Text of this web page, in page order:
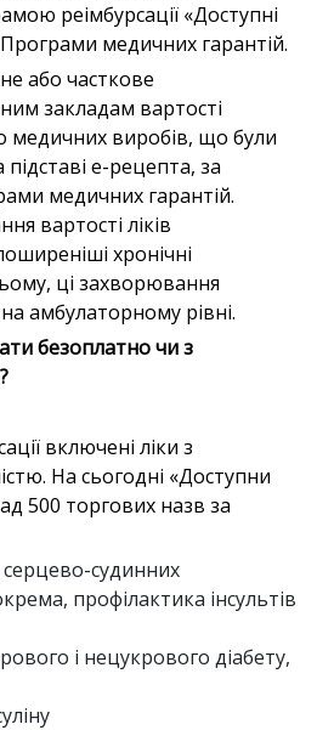
реімбурсації «Доступні
медичних гарантій.
або часткове
закладам вартості
медичних виробів, що були
е-рецепта, за
медичних гарантій.
вартості ліків
хронічні
ці захворювання
амбулаторному рівні.
безоплатно чи з
включені ліки з
На сьогодні «Доступни
500 торгових назв за
серцево-судинних
профілактика інсультів
і нецукрового діабету,